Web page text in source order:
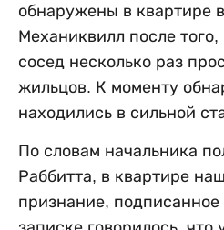
обнаружены в квартире
Механиквилл после
сосед несколько раз
жильцов. К моменту
находились в сильной
По словам начальника
Раббитта, в квартире
признание,